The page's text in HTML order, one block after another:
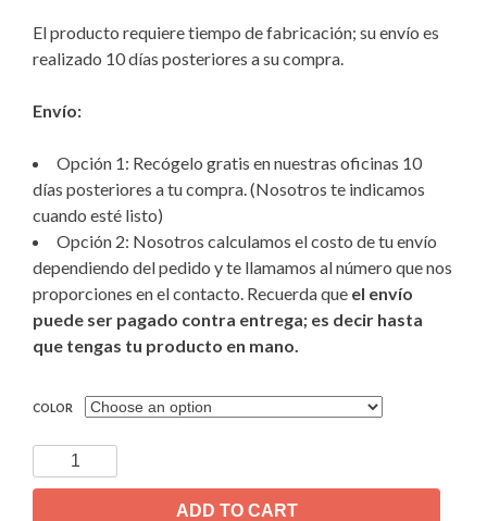
El producto requiere tiempo de fabricación; su envío es
realizado 10 días posteriores a su compra.
Envío:
Opción 1: Recógelo gratis en nuestras oficinas 10
días posteriores a tu compra. (Nosotros te indicamos
cuando esté listo)
Opción 2: Nosotros calculamos el costo de tu envío
dependiendo del pedido y te llamamos al número que nos
proporciones en el contacto. Recuerda que el envío
puede ser pagado contra entrega; es decir hasta
que tengas tu producto en mano.
COLOR
Librero
Infantil
ADD TO CART